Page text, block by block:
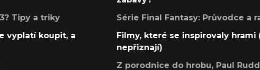
Tipy a triky
vyplatí koupit, a
Série Final Fantasy: Průvodce a
Filmy, které se inspirovaly hrami
nepřiznají)
Z porodnice do hrobu, Paul